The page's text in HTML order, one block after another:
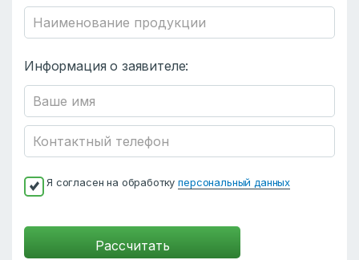
Информация о заявителе:
Я согласен на обработкуперсональный данных